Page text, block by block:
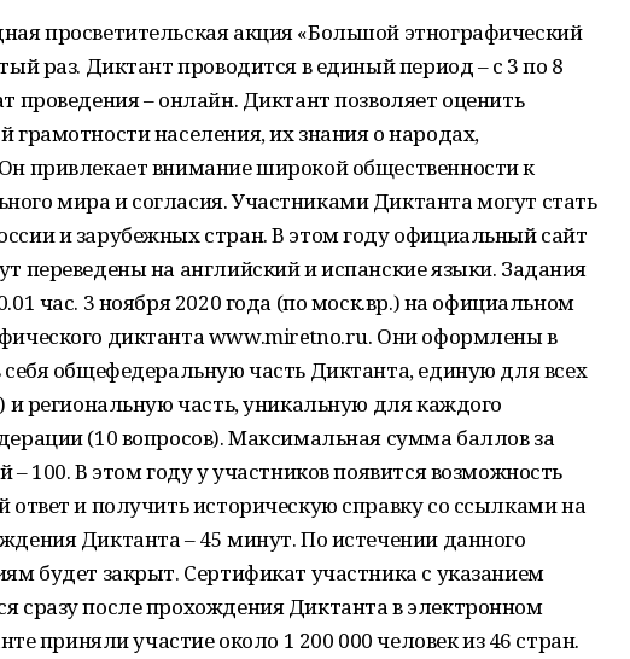
просветительская акция «Большой этнографический
раз. Диктант проводится в единый период – с 3 по 8
проведения – онлайн. Диктант позволяет оценить
грамотности населения, их знания о народах,
привлекает внимание широкой общественности к
мира и согласия. Участниками Диктанта могут стать
и зарубежных стран. В этом году официальный сайт
переведены на английский и испанские языки. Задания
час. 3 ноября 2020 года (по моск.вр.) на официальном
диктанта www.miretno.ru. Они оформлены в
общефедеральную часть Диктанта, единую для всех
и региональную часть, уникальную для каждого
(10 вопросов). Максимальная сумма баллов за
– 100. В этом году у участников появится возможность
ответ и получить историческую справку со ссылками на
Диктанта – 45 минут. По истечении данного
будет закрыт. Сертификат участника с указанием
сразу после прохождения Диктанта в электронном
приняли участие около 1 200 000 человек из 46 стран.